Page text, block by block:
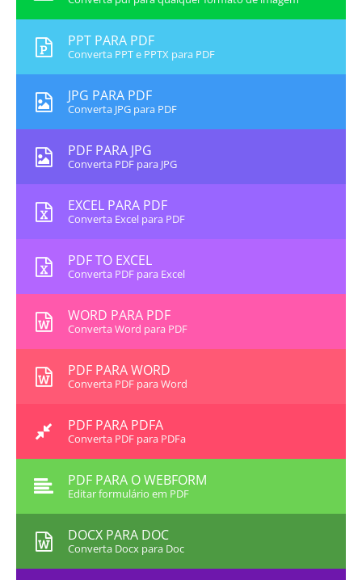
PPT PARA PDF
Converta PPT e PPTX para PDF
JPG PARA PDF
Converta JPG para PDF
PDF PARA JPG
Converta PDF para JPG
EXCEL PARA PDF
Converta Excel para PDF
PDF TO EXCEL
Converta PDF para Excel
WORD PARA PDF
Converta Word para PDF
PDF PARA WORD
Converta PDF para Word
PDF PARA PDFA
Converta PDF para PDFa
PDF PARA O WEBFORM
Editar formulário em PDF
DOCX PARA DOC
Converta Docx para Doc